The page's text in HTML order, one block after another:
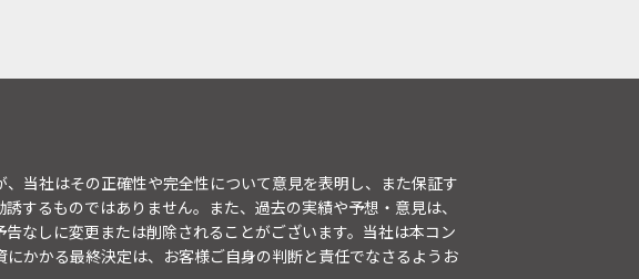
当社はその正確性や完全性について意見を表明し、また保証す
するものではありません。また、過去の実績や予想・意見は、
なしに変更または削除されることがございます。当社は本コン
かかる最終決定は、お客様ご自身の判断と責任でなさるようお